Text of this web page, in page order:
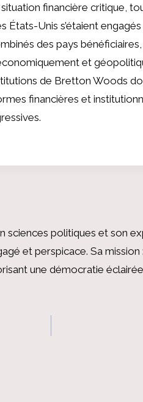
situation financière critique,
États-Unis s’étaient
des pays
et
de Bretton Woods
financières et
sciences politiques et son
et perspicace. Sa
une démocratie